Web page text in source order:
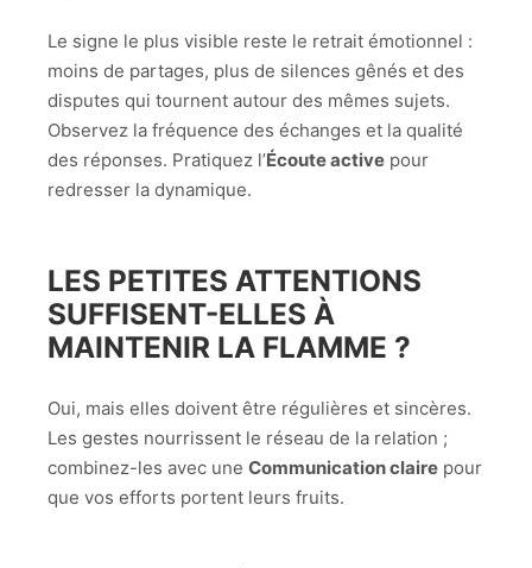
Le signe le plus visible reste le retrait émotionnel :
moins de partages, plus de silences gênés et des
disputes qui tournent autour des mêmes sujets.
Observez la fréquence des échanges et la qualité
des réponses. Pratiquez l’Écoute active pour
redresser la dynamique.
LES PETITES ATTENTIONS
SUFFISENT-ELLES À
MAINTENIR LA FLAMME ?
Oui, mais elles doivent être régulières et sincères.
Les gestes nourrissent le réseau de la relation ;
combinez-les avec une Communication claire pour
que vos efforts portent leurs fruits.